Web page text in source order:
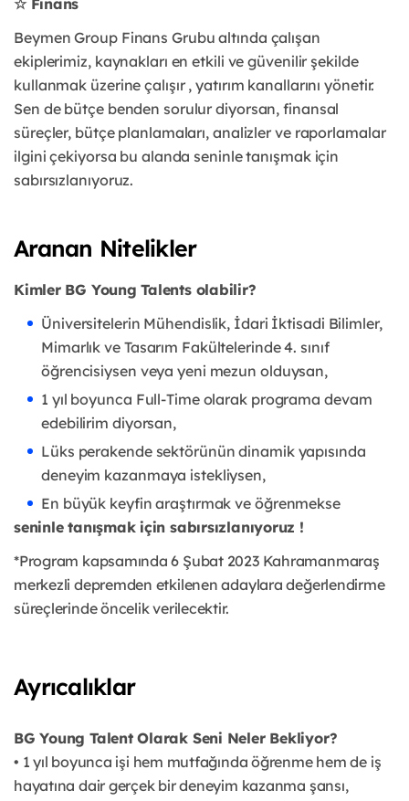
☆ Finans
Beymen Group Finans Grubu altında çalışan
ekiplerimiz, kaynakları en etkili ve güvenilir şekilde
kullanmak üzerine çalışır , yatırım kanallarını yönetir.
Sen de bütçe benden sorulur diyorsan, finansal
süreçler, bütçe planlamaları, analizler ve raporlamalar
ilgini çekiyorsa bu alanda seninle tanışmak için
sabırsızlanıyoruz.
Aranan Nitelikler
Kimler BG Young Talents olabilir?
Üniversitelerin Mühendislik, İdari İktisadi Bilimler,
Mimarlık ve Tasarım Fakültelerinde 4. sınıf
öğrencisiysen veya yeni mezun olduysan,
1 yıl boyunca Full-Time olarak programa devam
edebilirim diyorsan,
Lüks perakende sektörünün dinamik yapısında
deneyim kazanmaya istekliysen,
En büyük keyfin araştırmak ve öğrenmekse
seninle tanışmak için sabırsızlanıyoruz !
*Program kapsamında 6 Şubat 2023 Kahramanmaraş
merkezli depremden etkilenen adaylara değerlendirme
süreçlerinde öncelik verilecektir.
Ayrıcalıklar
BG Young Talent Olarak Seni Neler Bekliyor?
• 1 yıl boyunca işi hem mutfağında öğrenme hem de iş
hayatına dair gerçek bir deneyim kazanma şansı,